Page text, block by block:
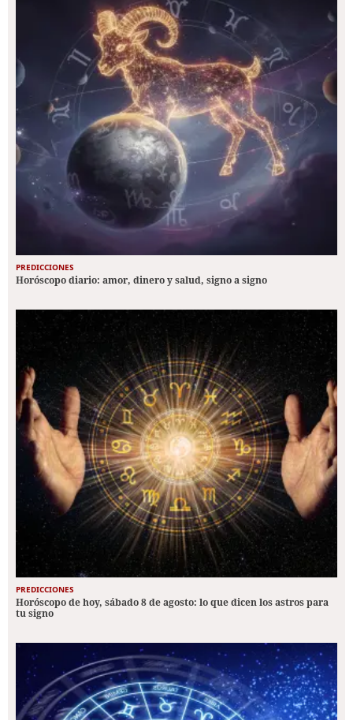
PREDICCIONES
Horóscopo diario: amor, dinero y salud, signo a signo
PREDICCIONES
Horóscopo de hoy, sábado 8 de agosto: lo que dicen los astros para
tu signo